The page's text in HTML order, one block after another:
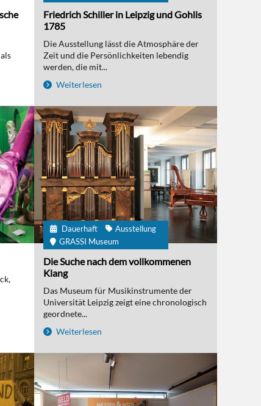
Friedrich Schiller in Leipzig und Gohlis
1785
Die Ausstellung lässt die Atmosphäre der
Zeit und die Persönlichkeiten lebendig
werden, die mit...
Weiterlesen
Dauerhaft
Ausstellung
GRASSI Museum
Die Suche nach dem vollkommenen
Klang
Das Museum für Musikinstrumente der
Universität Leipzig zeigt eine chronologisch
geordnete...
Weiterlesen